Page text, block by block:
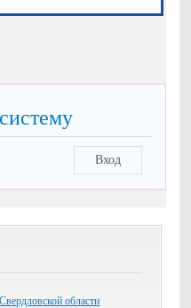
Вход
области